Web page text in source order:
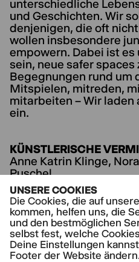
UNSERE COOKIES
Die Cookies, die auf
kommen, helfen uns, die
und den bestmöglichen
selbst fest, welche
Deine Einstellungen
Footer der Website
unterschiedliche
und Geschichten. Wir
denjenigen, die oft
wollen insbesondere
empowern. Dabei ist
sein, neue safer spaces
Begegnungen rund um
Mitspielen, mitreden,
mitarbeiten – Wir laden
ein.
KÜNSTLERISCHE
Anne Katrin Klinge,
Puschel,
Angelina Akosua Darko
040 32814 139
mitmachen@thalia-